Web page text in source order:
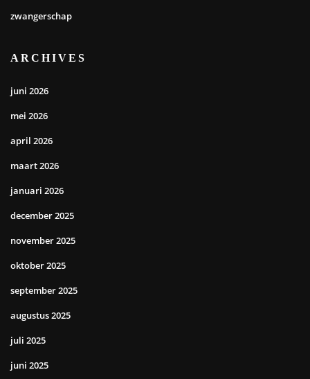
zwangerschap
ARCHIVES
juni 2026
mei 2026
april 2026
maart 2026
januari 2026
december 2025
november 2025
oktober 2025
september 2025
augustus 2025
juli 2025
juni 2025